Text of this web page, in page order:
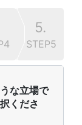
5.
STEP5
な立場で
くださ